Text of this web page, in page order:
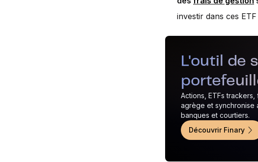
investir dans ces
L'outil de
Actions, ETFs
agrège et synchronise
banques et courtiers.
Découvrir Finary